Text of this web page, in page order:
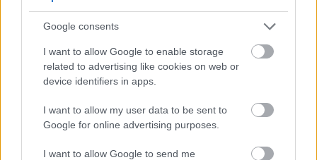
Google consents
I want to allow Google to enable storage
related to advertising like cookies on web or
device identifiers in apps.
I want to allow my user data to be sent to
Google for online advertising purposes.
I want to allow Google to send me
από μη προνομιακό background, εστιάζοντας στο
πώς θα μπορούσαν -εάν θα μπορούσαν- να
σπάσουν με ένα τρόπο τα στεγανά που τους
επιβάλλονται και να έχουν ένα ξεκίνημα στη ζωή
Σίγουρα, τα ζητήματα που θίγονται στην ταινία -το
στεγαστικό αδιέξοδο στις σύγχρονες πόλεις, η
αντιμετώπιση των γυναικών στο εργασιακό